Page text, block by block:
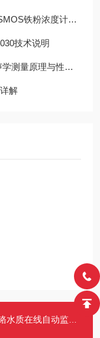
72守护齿轮箱健康
技术说明
原理与性能分析
解
自动监测仪 排污监测